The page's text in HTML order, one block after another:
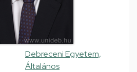
Debreceni Egyetem,
Általános